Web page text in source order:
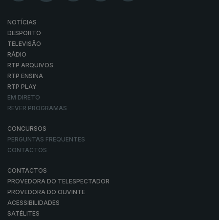
NOTÍCIAS
DESPORTO
TELEVISÃO
RÁDIO
RTP ARQUIVOS
RTP ENSINA
RTP PLAY
EM DIRETO
REVER PROGRAMAS
CONCURSOS
PERGUNTAS FREQUENTES
CONTACTOS
CONTACTOS
PROVEDORA DO TELESPECTADOR
PROVEDORA DO OUVINTE
ACESSIBILIDADES
SATÉLITES